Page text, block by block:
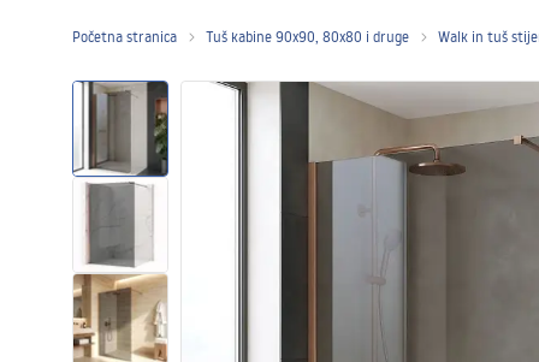
Tuš vrata
Tuš Kanalice
WC školjke
Početna stranica Tuš kabine 90x90, 80x80 i druge Walk in tuš